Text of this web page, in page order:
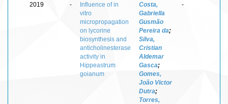
2019 -
Influence of in
vitro
micropropagation
on lycorine
biosynthesis and
anticholinesterase
activity in
Hippeastrum
goianum
Costa,
Gabriella
Gusmão
Pereira da;
Silva,
Cristian
Aldemar
Gasca;
Gomes,
João Victor
Dutra;
Torres,
-